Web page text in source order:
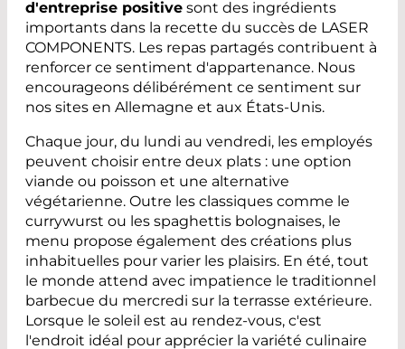
d'entreprise positive sont des ingrédients
importants dans la recette du succès de LASER
COMPONENTS. Les repas partagés contribuent à
renforcer ce sentiment d'appartenance. Nous
encourageons délibérément ce sentiment sur
nos sites en Allemagne et aux États-Unis.
Chaque jour, du lundi au vendredi, les employés
peuvent choisir entre deux plats : une option
viande ou poisson et une alternative
végétarienne. Outre les classiques comme le
currywurst ou les spaghettis bolognaises, le
menu propose également des créations plus
inhabituelles pour varier les plaisirs. En été, tout
le monde attend avec impatience le traditionnel
barbecue du mercredi sur la terrasse extérieure.
Lorsque le soleil est au rendez-vous, c'est
l'endroit idéal pour apprécier la variété culinaire